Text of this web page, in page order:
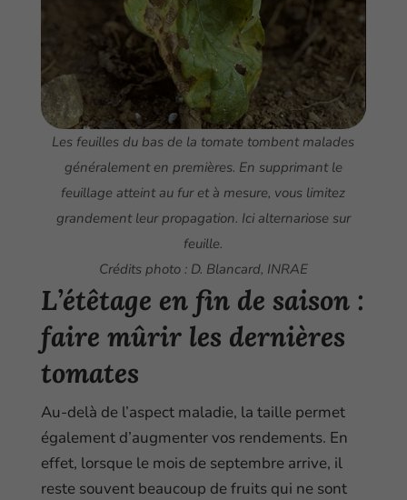
Les feuilles du bas de la tomate tombent malades
généralement en premières. En supprimant le
feuillage atteint au fur et à mesure, vous limitez
grandement leur propagation. Ici alternariose sur
feuille.
Crédits photo : D. Blancard, INRAE
L’étêtage en fin de saison :
faire mûrir les dernières
tomates
Au-delà de l’aspect maladie, la taille permet
également d’augmenter vos rendements. En
effet, lorsque le mois de septembre arrive, il
reste souvent beaucoup de fruits qui ne sont